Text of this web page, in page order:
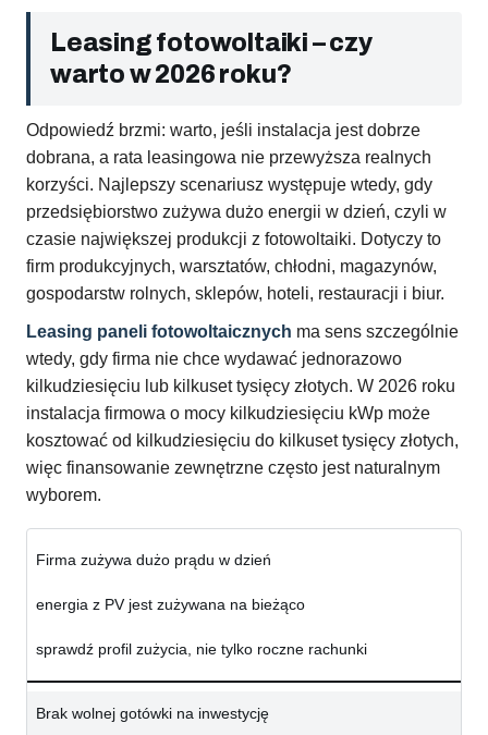
Leasing fotowoltaiki – czy
warto w 2026 roku?
Odpowiedź brzmi: warto, jeśli instalacja jest dobrze
dobrana, a rata leasingowa nie przewyższa realnych
korzyści. Najlepszy scenariusz występuje wtedy, gdy
przedsiębiorstwo zużywa dużo energii w dzień, czyli w
czasie największej produkcji z fotowoltaiki. Dotyczy to
firm produkcyjnych, warsztatów, chłodni, magazynów,
gospodarstw rolnych, sklepów, hoteli, restauracji i biur.
Leasing paneli fotowoltaicznych ma sens szczególnie
wtedy, gdy firma nie chce wydawać jednorazowo
kilkudziesięciu lub kilkuset tysięcy złotych. W 2026 roku
instalacja firmowa o mocy kilkudziesięciu kWp może
kosztować od kilkudziesięciu do kilkuset tysięcy złotych,
więc finansowanie zewnętrzne często jest naturalnym
wyborem.
Firma zużywa dużo prądu w dzień
energia z PV jest zużywana na bieżąco
sprawdź profil zużycia, nie tylko roczne rachunki
Brak wolnej gotówki na inwestycję